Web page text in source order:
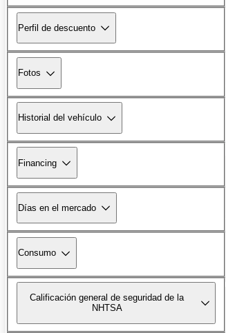
Perfil de descuento
Fotos
Historial del vehículo
Financing
Días en el mercado
Consumo
Calificación general de seguridad de la
NHTSA